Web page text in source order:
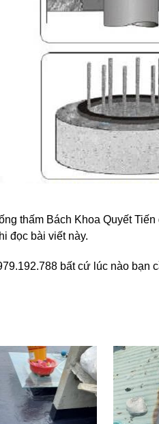
thấm Bách Khoa Quyết
đọc bài viết này.
bất cứ lúc nào bạn